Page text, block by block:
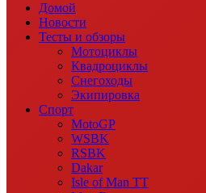
Домой
Новости
Тесты и обзоры
Мотоциклы
Квадроциклы
Снегоходы
Экипировка
Спорт
MotoGP
WSBK
RSBK
Dakar
Isle of Man TT